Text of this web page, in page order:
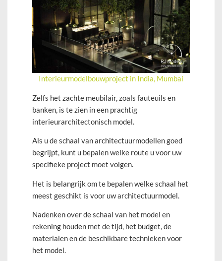
Interieurmodelbouwproject in India, Mumbai
Zelfs het zachte meubilair, zoals fauteuils en
banken, is te zien in een prachtig
interieurarchitectonisch model.
Als u de schaal van architectuurmodellen goed
begrijpt, kunt u bepalen welke route u voor uw
specifieke project moet volgen.
Het is belangrijk om te bepalen welke schaal het
meest geschikt is voor uw architectuurmodel.
Nadenken over de schaal van het model en
rekening houden met de tijd, het budget, de
materialen en de beschikbare technieken voor
het model.